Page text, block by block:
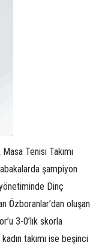
Tenisi Takımı
şampiyon
Dinç
Özboranlar’dan oluşan
3-0’lık skorla
takımı ise beşinci